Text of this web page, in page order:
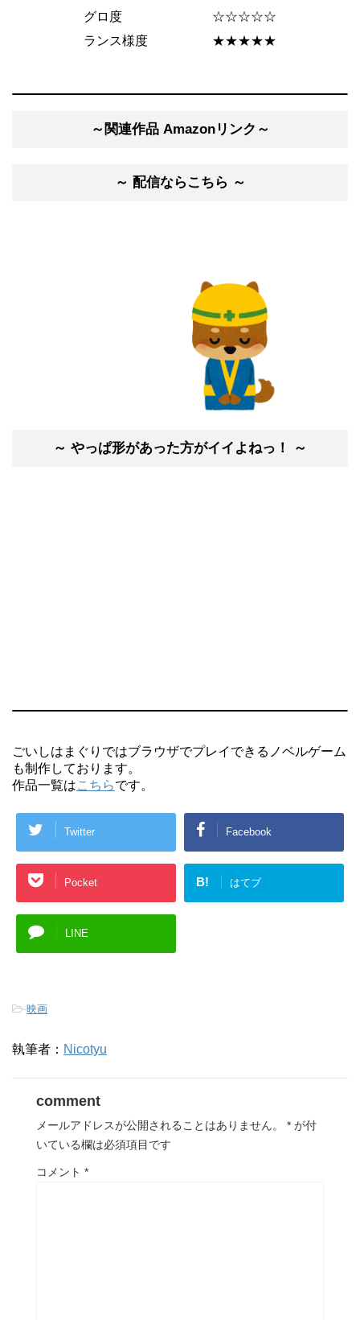
グロ度 ☆☆☆☆☆
ランス様度 ★★★★★
～関連作品 Amazonリンク～
～ 配信ならこちら ～
～ やっぱ形があった方がイイよねっ！ ～
ごいしはまぐりではブラウザでプレイできるノベルゲーム
も制作しております。
作品一覧はこちらです。
Twitter Facebook
Pocket B! はてブ
LINE
-映画
執筆者： Nicotyu
comment
メールアドレスが公開されることはありません。 * が付
いている欄は必須項目です
コメント *